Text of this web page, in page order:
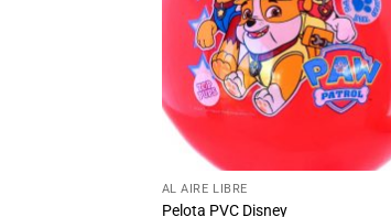
+
AL AIRE LIBRE
Pelota PVC Disney